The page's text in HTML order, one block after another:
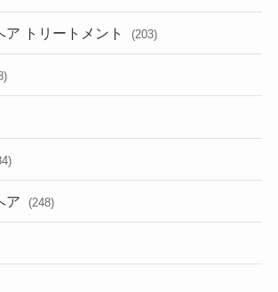
ア トリートメント (203)
ア (248)